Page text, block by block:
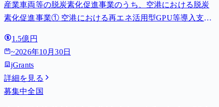
費等補助金）
産業車両等の脱炭素化促進事業のうち、空港における脱炭
素化促進事業① 空港における再エネ活用型GPU等導入支援
1.5億円
~2026年10月30日
jGrants
詳細を見る
募集中全国